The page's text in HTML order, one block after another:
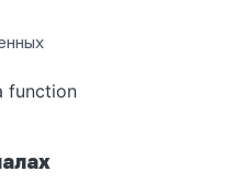
function